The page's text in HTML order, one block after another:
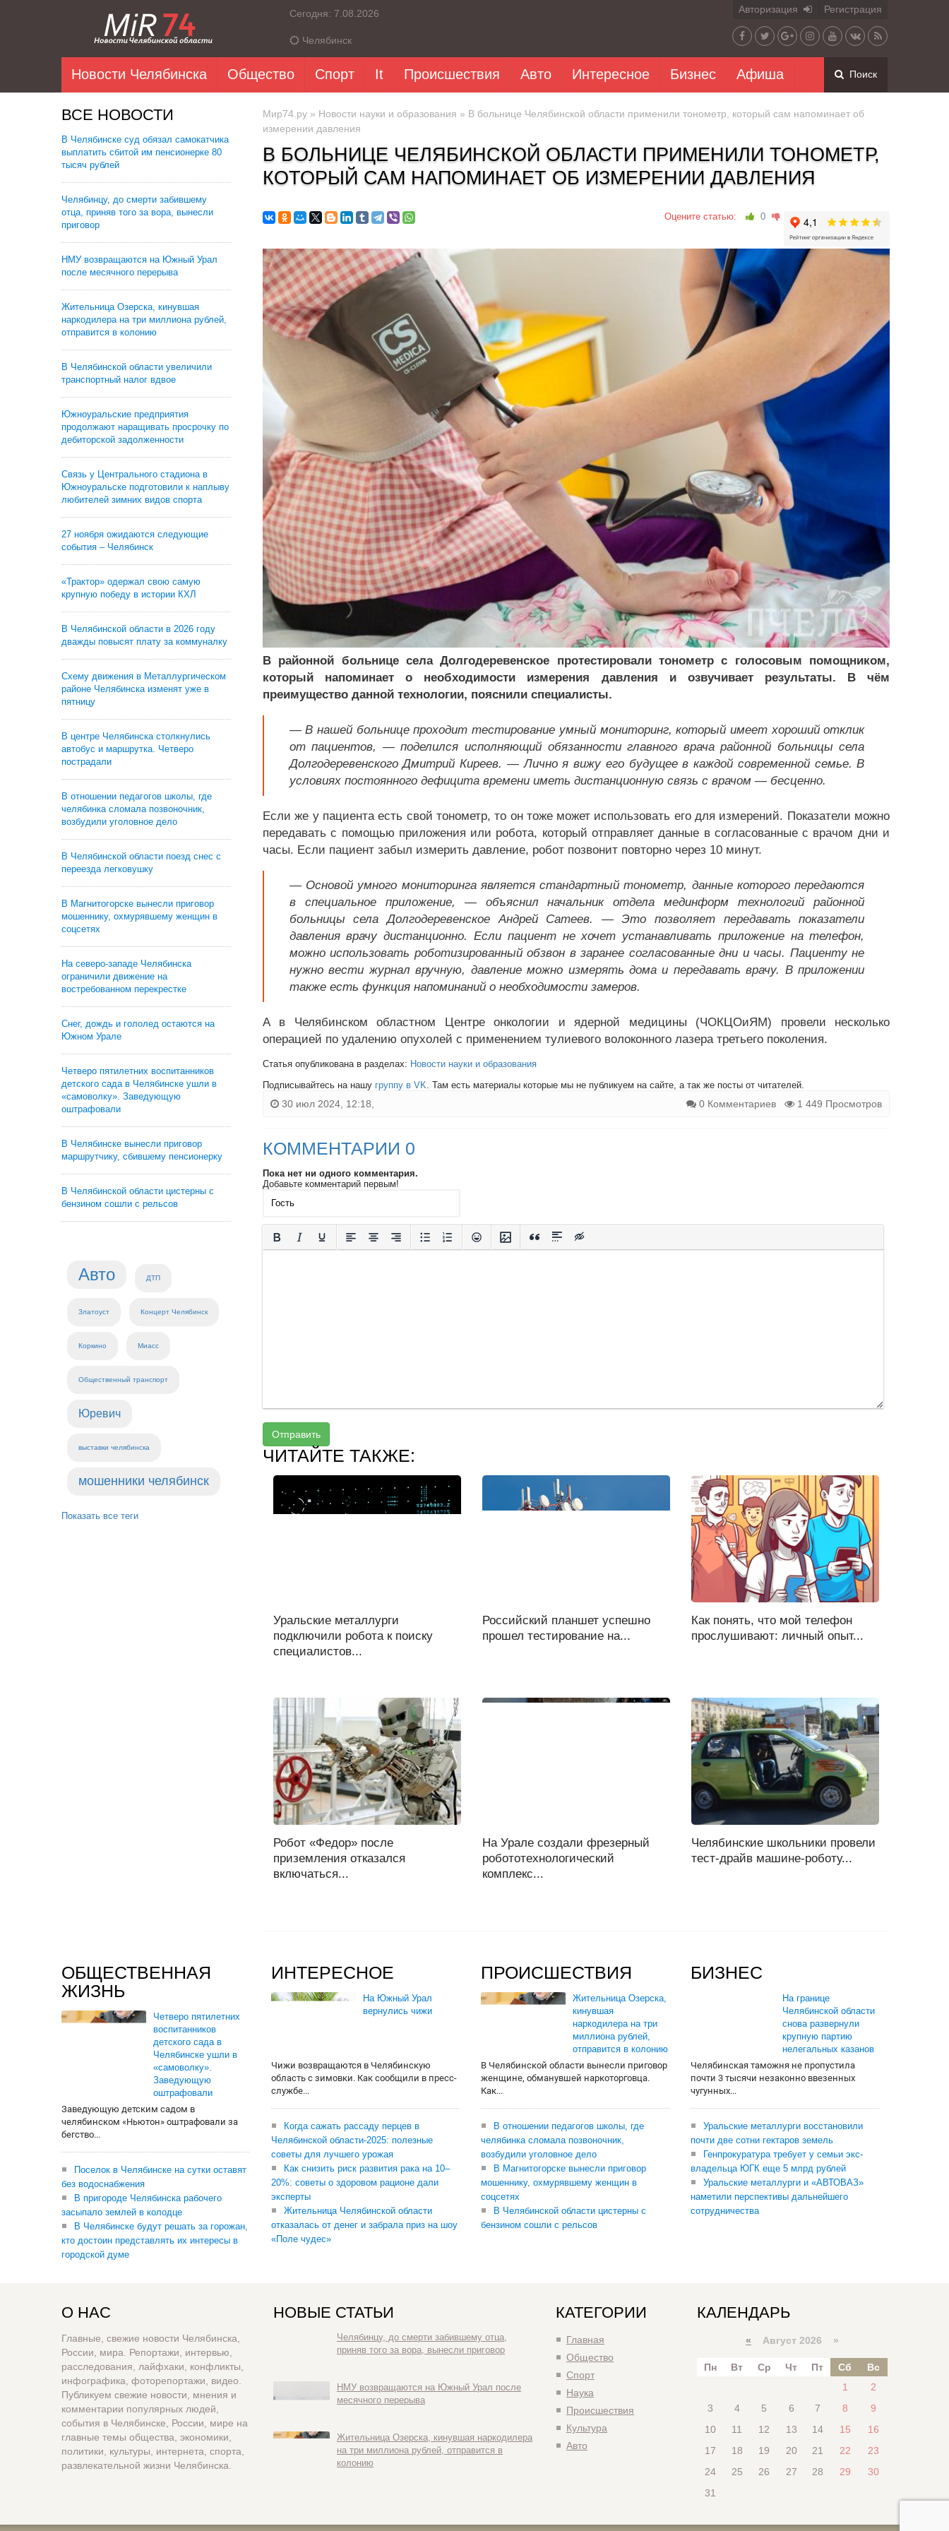
Сегодня: 7.08.2026
Челябинск
Авторизация Регистрация
Новости Челябинска Общество Спорт It Происшествия Авто Интересное Бизнес Афиша Поиск
ВСЕ НОВОСТИ
В Челябинске суд обязал самокатчика
выплатить сбитой им пенсионерке 80
тысяч рублей
Челябинцу, до смерти забившему
отца, приняв того за вора, вынесли
приговор
НМУ возвращаются на Южный Урал
после месячного перерыва
Жительница Озерска, кинувшая
наркодилера на три миллиона рублей,
отправится в колонию
В Челябинской области увеличили
транспортный налог вдвое
Южноуральские предприятия
продолжают наращивать просрочку по
дебиторской задолженности
Связь у Центрального стадиона в
Южноуральске подготовили к наплыву
любителей зимних видов спорта
27 ноября ожидаются следующие
события – Челябинск
«Трактор» одержал свою самую
крупную победу в истории КХЛ
В Челябинской области в 2026 году
дважды повысят плату за коммуналку
Схему движения в Металлургическом
районе Челябинска изменят уже в
пятницу
В центре Челябинска столкнулись
автобус и маршрутка. Четверо
пострадали
В отношении педагогов школы, где
челябинка сломала позвоночник,
возбудили уголовное дело
В Челябинской области поезд снес с
переезда легковушку
В Магнитогорске вынесли приговор
мошеннику, охмурявшему женщин в
соцсетях
На северо-западе Челябинска
ограничили движение на
востребованном перекрестке
Снег, дождь и гололед остаются на
Южном Урале
Четверо пятилетних воспитанников
детского сада в Челябинске ушли в
«самоволку». Заведующую
оштрафовали
В Челябинске вынесли приговор
маршрутчику, сбившему пенсионерку
В Челябинской области цистерны с
бензином сошли с рельсов
Авто ДТП
Златоуст Концерт Челябинск
Коркино Миасс
Общественный транспорт
Юревич
выставки челябинска
мошенники челябинск
Показать все теги
Мир74.ру » Новости науки и образования » В больнице Челябинской области применили тонометр, который сам напоминает об
измерении давления
В БОЛЬНИЦЕ ЧЕЛЯБИНСКОЙ ОБЛАСТИ ПРИМЕНИЛИ ТОНОМЕТР,
КОТОРЫЙ САМ НАПОМИНАЕТ ОБ ИЗМЕРЕНИИ ДАВЛЕНИЯ
Оцените статью: 0
В районной больнице села Долгодеревенское протестировали тонометр с голосовым помощником,
который напоминает о необходимости измерения давления и озвучивает результаты. В чём
преимущество данной технологии, пояснили специалисты.
— В нашей больнице проходит тестирование умный мониторинг, который имеет хороший отклик
от пациентов, — поделился исполняющий обязанности главного врача районной больницы села
Долгодеревенского Дмитрий Киреев. — Лично я вижу его будущее в каждой современной семье. В
условиях постоянного дефицита времени иметь дистанционную связь с врачом — бесценно.
Если же у пациента есть свой тонометр, то он тоже может использовать его для измерений. Показатели можно
передавать с помощью приложения или робота, который отправляет данные в согласованные с врачом дни и
часы. Если пациент забыл измерить давление, робот позвонит повторно через 10 минут.
— Основой умного мониторинга является стандартный тонометр, данные которого передаются
в специальное приложение, — объяснил начальник отдела мединформ технологий районной
больницы села Долгодеревенское Андрей Сатеев. — Это позволяет передавать показатели
давления врачу дистанционно. Если пациент не хочет устанавливать приложение на телефон,
можно использовать роботизированный обзвон в заранее согласованные дни и часы. Пациенту не
нужно вести журнал вручную, давление можно измерять дома и передавать врачу. В приложении
также есть функция напоминаний о необходимости замеров.
А в Челябинском областном Центре онкологии и ядерной медицины (ЧОКЦОиЯМ) провели несколько
операцией по удалению опухолей с применением тулиевого волоконного лазера третьего поколения.
Статья опубликована в разделах: Новости науки и образования
Подписывайтесь на нашу группу в VK . Там есть материалы которые мы не публикуем на сайте, а так же посты от читателей.
30 июл 2024, 12:18, 0 Комментариев 1 449 Просмотров
КОММЕНТАРИИ 0
Пока нет ни одного комментария.
Добавьте комментарий первым!
Отправить
ЧИТАЙТЕ ТАКЖЕ:
Уральские металлурги
подключили робота к поиску
специалистов...
Российский планшет успешно
прошел тестирование на...
Как понять, что мой телефон
прослушивают: личный опыт...
Робот «Федор» после
приземления отказался
включаться...
На Урале создали фрезерный
робототехнологический
комплекс...
Челябинские школьники провели
тест-драйв машине-роботу...
ОБЩЕСТВЕННАЯ
ЖИЗНЬ
Четверо пятилетних
воспитанников
детского сада в
Челябинске ушли в
«самоволку».
Заведующую
оштрафовали
Заведующую детским садом в
челябинском «Ньютон» оштрафовали за
бегство...
Поселок в Челябинске на сутки оставят
без водоснабжения
В пригороде Челябинска рабочего
засыпало землей в колодце
В Челябинске будут решать за горожан,
кто достоин представлять их интересы в
городской думе
ИНТЕРЕСНОЕ
На Южный Урал
вернулись чижи
Чижи возвращаются в Челябинскую
область с зимовки. Как сообщили в пресс-
службе...
Когда сажать рассаду перцев в
Челябинской области-2025: полезные
советы для лучшего урожая
Как снизить риск развития рака на 10–
20%: советы о здоровом рационе дали
эксперты
Жительница Челябинской области
отказалась от денег и забрала приз на шоу
«Поле чудес»
ПРОИСШЕСТВИЯ
Жительница Озерска,
кинувшая
наркодилера на три
миллиона рублей,
отправится в колонию
В Челябинской области вынесли приговор
женщине, обманувшей наркоторговца.
Как...
В отношении педагогов школы, где
челябинка сломала позвоночник,
возбудили уголовное дело
В Магнитогорске вынесли приговор
мошеннику, охмурявшему женщин в
соцсетях
В Челябинской области цистерны с
бензином сошли с рельсов
БИЗНЕС
На границе
Челябинской области
снова развернули
крупную партию
нелегальных казанов
Челябинская таможня не пропустила
почти 3 тысячи незаконно ввезенных
чугунных...
Уральские металлурги восстановили
почти две сотни гектаров земель
Генпрокуратура требует у семьи экс-
владельца ЮГК еще 5 млрд рублей
Уральские металлурги и «АВТОВАЗ»
наметили перспективы дальнейшего
сотрудничества
О НАС
Главные, свежие новости Челябинска,
России, мира. Репортажи, интервью,
расследования, лайфхаки, конфликты,
инфографика, фоторепортажи, видео.
Публикуем свежие новости, мнения и
комментарии популярных людей,
события в Челябинске, России, мире на
главные темы общества, экономики,
политики, культуры, интернета, спорта,
развлекательной жизни Челябинска.
НОВЫЕ СТАТЬИ
Челябинцу, до смерти забившему отца,
приняв того за вора, вынесли приговор
НМУ возвращаются на Южный Урал после
месячного перерыва
Жительница Озерска, кинувшая наркодилера
на три миллиона рублей, отправится в
колонию
КАТЕГОРИИ
Главная
Общество
Спорт
Наука
Происшествия
Культура
Авто
КАЛЕНДАРЬ
« Август 2026 »
Пн Вт Ср Чт Пт Сб
Вс
1
2
3
4 5 6 7 8
9
10
11 12 13 14 15
16
17
18 19 20 21 22
23
24
25 26 27 28 29
30
31